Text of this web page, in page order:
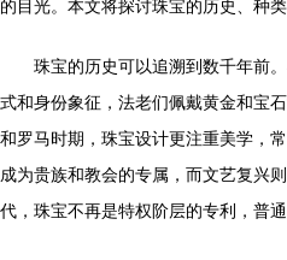
的目光。本文将探讨珠宝的历史、种
珠宝的历史可以追溯到数千年前
式和身份象征，法老们佩戴黄金和宝
和罗马时期，珠宝设计更注重美学，
成为贵族和教会的专属，而文艺复兴
代，珠宝不再是特权阶层的专利，普